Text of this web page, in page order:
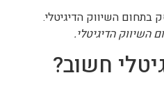
השיווק הדיגיטלי.
חשוב?